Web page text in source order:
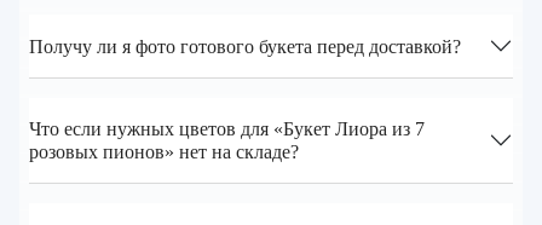
Получу ли я фото готового букета перед доставкой?
Что если нужных цветов для «Букет Лиора из 7
розовых пионов» нет на складе?